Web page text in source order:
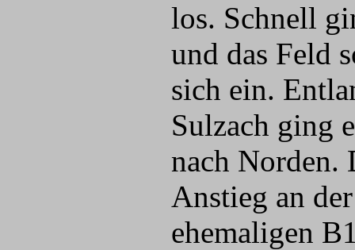
los. Schnell
und das Feld
sich ein.
Sulzach ging
nach Norden.
Anstieg an der
ehemaligen